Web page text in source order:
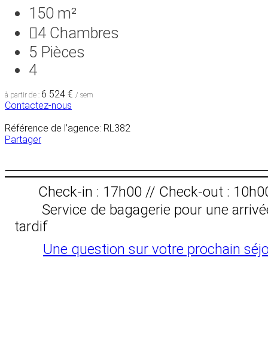
150 m²
4 Chambres
5 Pièces
4
à partir de : 6 524 € / sem
Contactez-nous
Référence de l’agence: RL382
Partager
Check-in : 17h00 // Check-out :
Service de bagagerie pour une
tardif
Une question sur votre prochain